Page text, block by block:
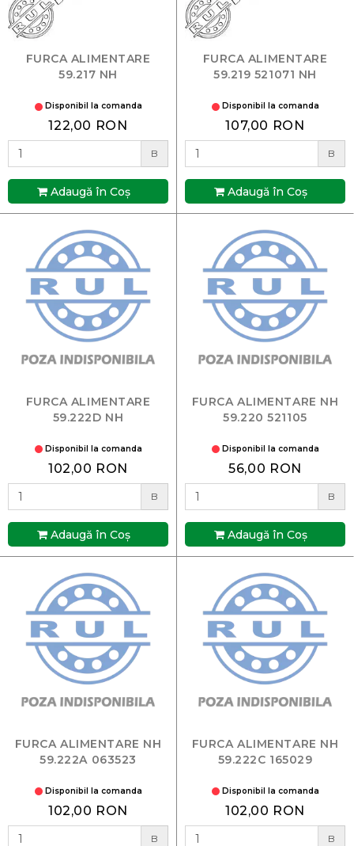
FURCA ALIMENTARE
59.217 NH
Disponibil la comanda
122,00 RON
B
Adaugă în Coş
FURCA ALIMENTARE
59.219 521071 NH
Disponibil la comanda
107,00 RON
B
Adaugă în Coş
FURCA ALIMENTARE
59.222D NH
Disponibil la comanda
102,00 RON
B
Adaugă în Coş
FURCA ALIMENTARE NH
59.220 521105
Disponibil la comanda
56,00 RON
B
Adaugă în Coş
FURCA ALIMENTARE NH
59.222A 063523
Disponibil la comanda
102,00 RON
B
FURCA ALIMENTARE NH
59.222C 165029
Disponibil la comanda
102,00 RON
B